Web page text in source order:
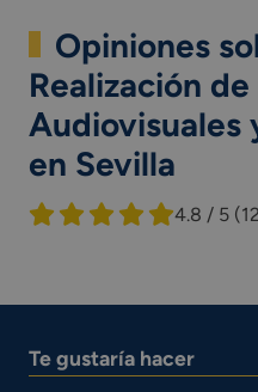
Opiniones
Realización
Audiovisuales
en Sevilla
4.8 / 5
Te gustaría hacer